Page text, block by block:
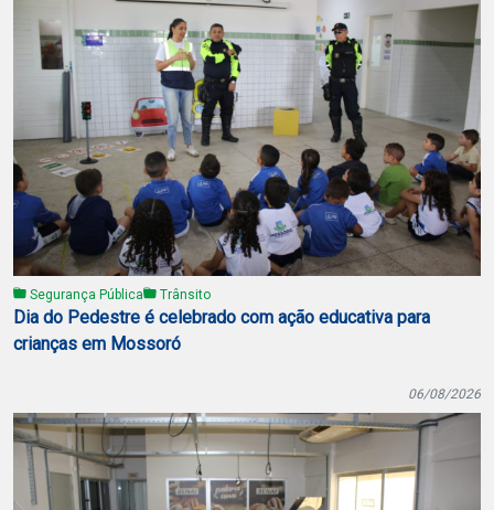
Segurança Pública Trânsito
Dia do Pedestre é celebrado com ação educativa para
crianças em Mossoró
06/08/2026